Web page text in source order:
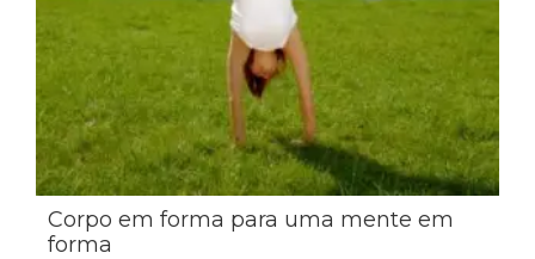
Corpo em forma para uma mente em
forma